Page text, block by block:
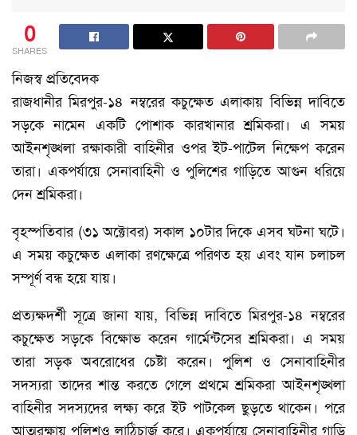
0
SHARES
নিজস্ব প্রতিবেদক
রাজধানীর মিরপুর-১৪ নম্বরের কচুক্ষেত এলাকায় বিভিন্ন দাবিতে
সড়কে নামেন একটি পোশাক কারখানার শ্রমিকরা। এ সময়
আইনশৃঙ্খলা রক্ষাকারী বাহিনীর ওপর ইট-পাটেল নিক্ষেপ করেন
তারা। একপর্যায়ে সেনাবাহিনী ও পুলিশের গাড়িতে আগুন ধরিয়ে
দেন শ্রমিকরা।
বৃহস্পতিবার (৩১ অক্টোবর) সকাল ১০টার দিকে এসব ঘটনা ঘটে।
এ সময় কচুক্ষেত এলাকা রণক্ষেত্রে পরিণত হয় এবং যান চলাচল
সম্পূর্ণ বন্ধ হয়ে যায়।
প্রত্যক্ষদর্শী সূত্রে জানা যায়, বিভিন্ন দাবিতে মিরপুর-১৪ নম্বরের
কচুক্ষেত সড়কে বিক্ষোভ করেন গার্মেন্টসের শ্রমিকরা। এ সময়
তারা সড়ক অবরোধের চেষ্টা করেন। পুলিশ ও সেনাবাহিনীর
সদস্যরা তাদের শান্ত করতে গেলে প্রথমে শ্রমিকরা আইনশৃঙ্খলা
বাহিনীর সদস্যদের লক্ষ্য করে ইট পাটকেল ছুড়তে থাকেন। পরে
আত্মরক্ষায় পুলিশও লাঠিচার্জ করে। একপর্যায়ে সেনাবাহিনীর গাড়ি